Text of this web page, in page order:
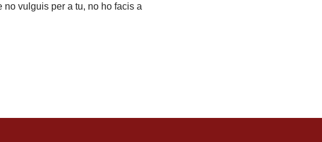
vulguis per a tu, no ho facis a